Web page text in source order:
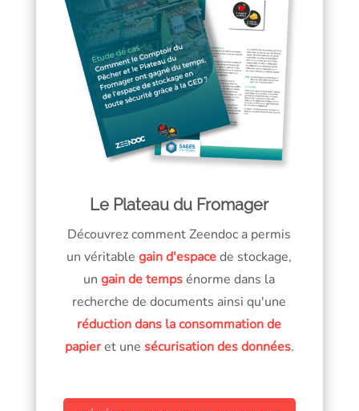
Le Plateau du Fromager
Découvrez comment Zeendoc a permis
un véritablegain d'espacede stockage,
ungain de tempsénorme dans la
recherche de documents ainsi qu'une
réduction dans la consommation de
papieret une sécurisation des données.